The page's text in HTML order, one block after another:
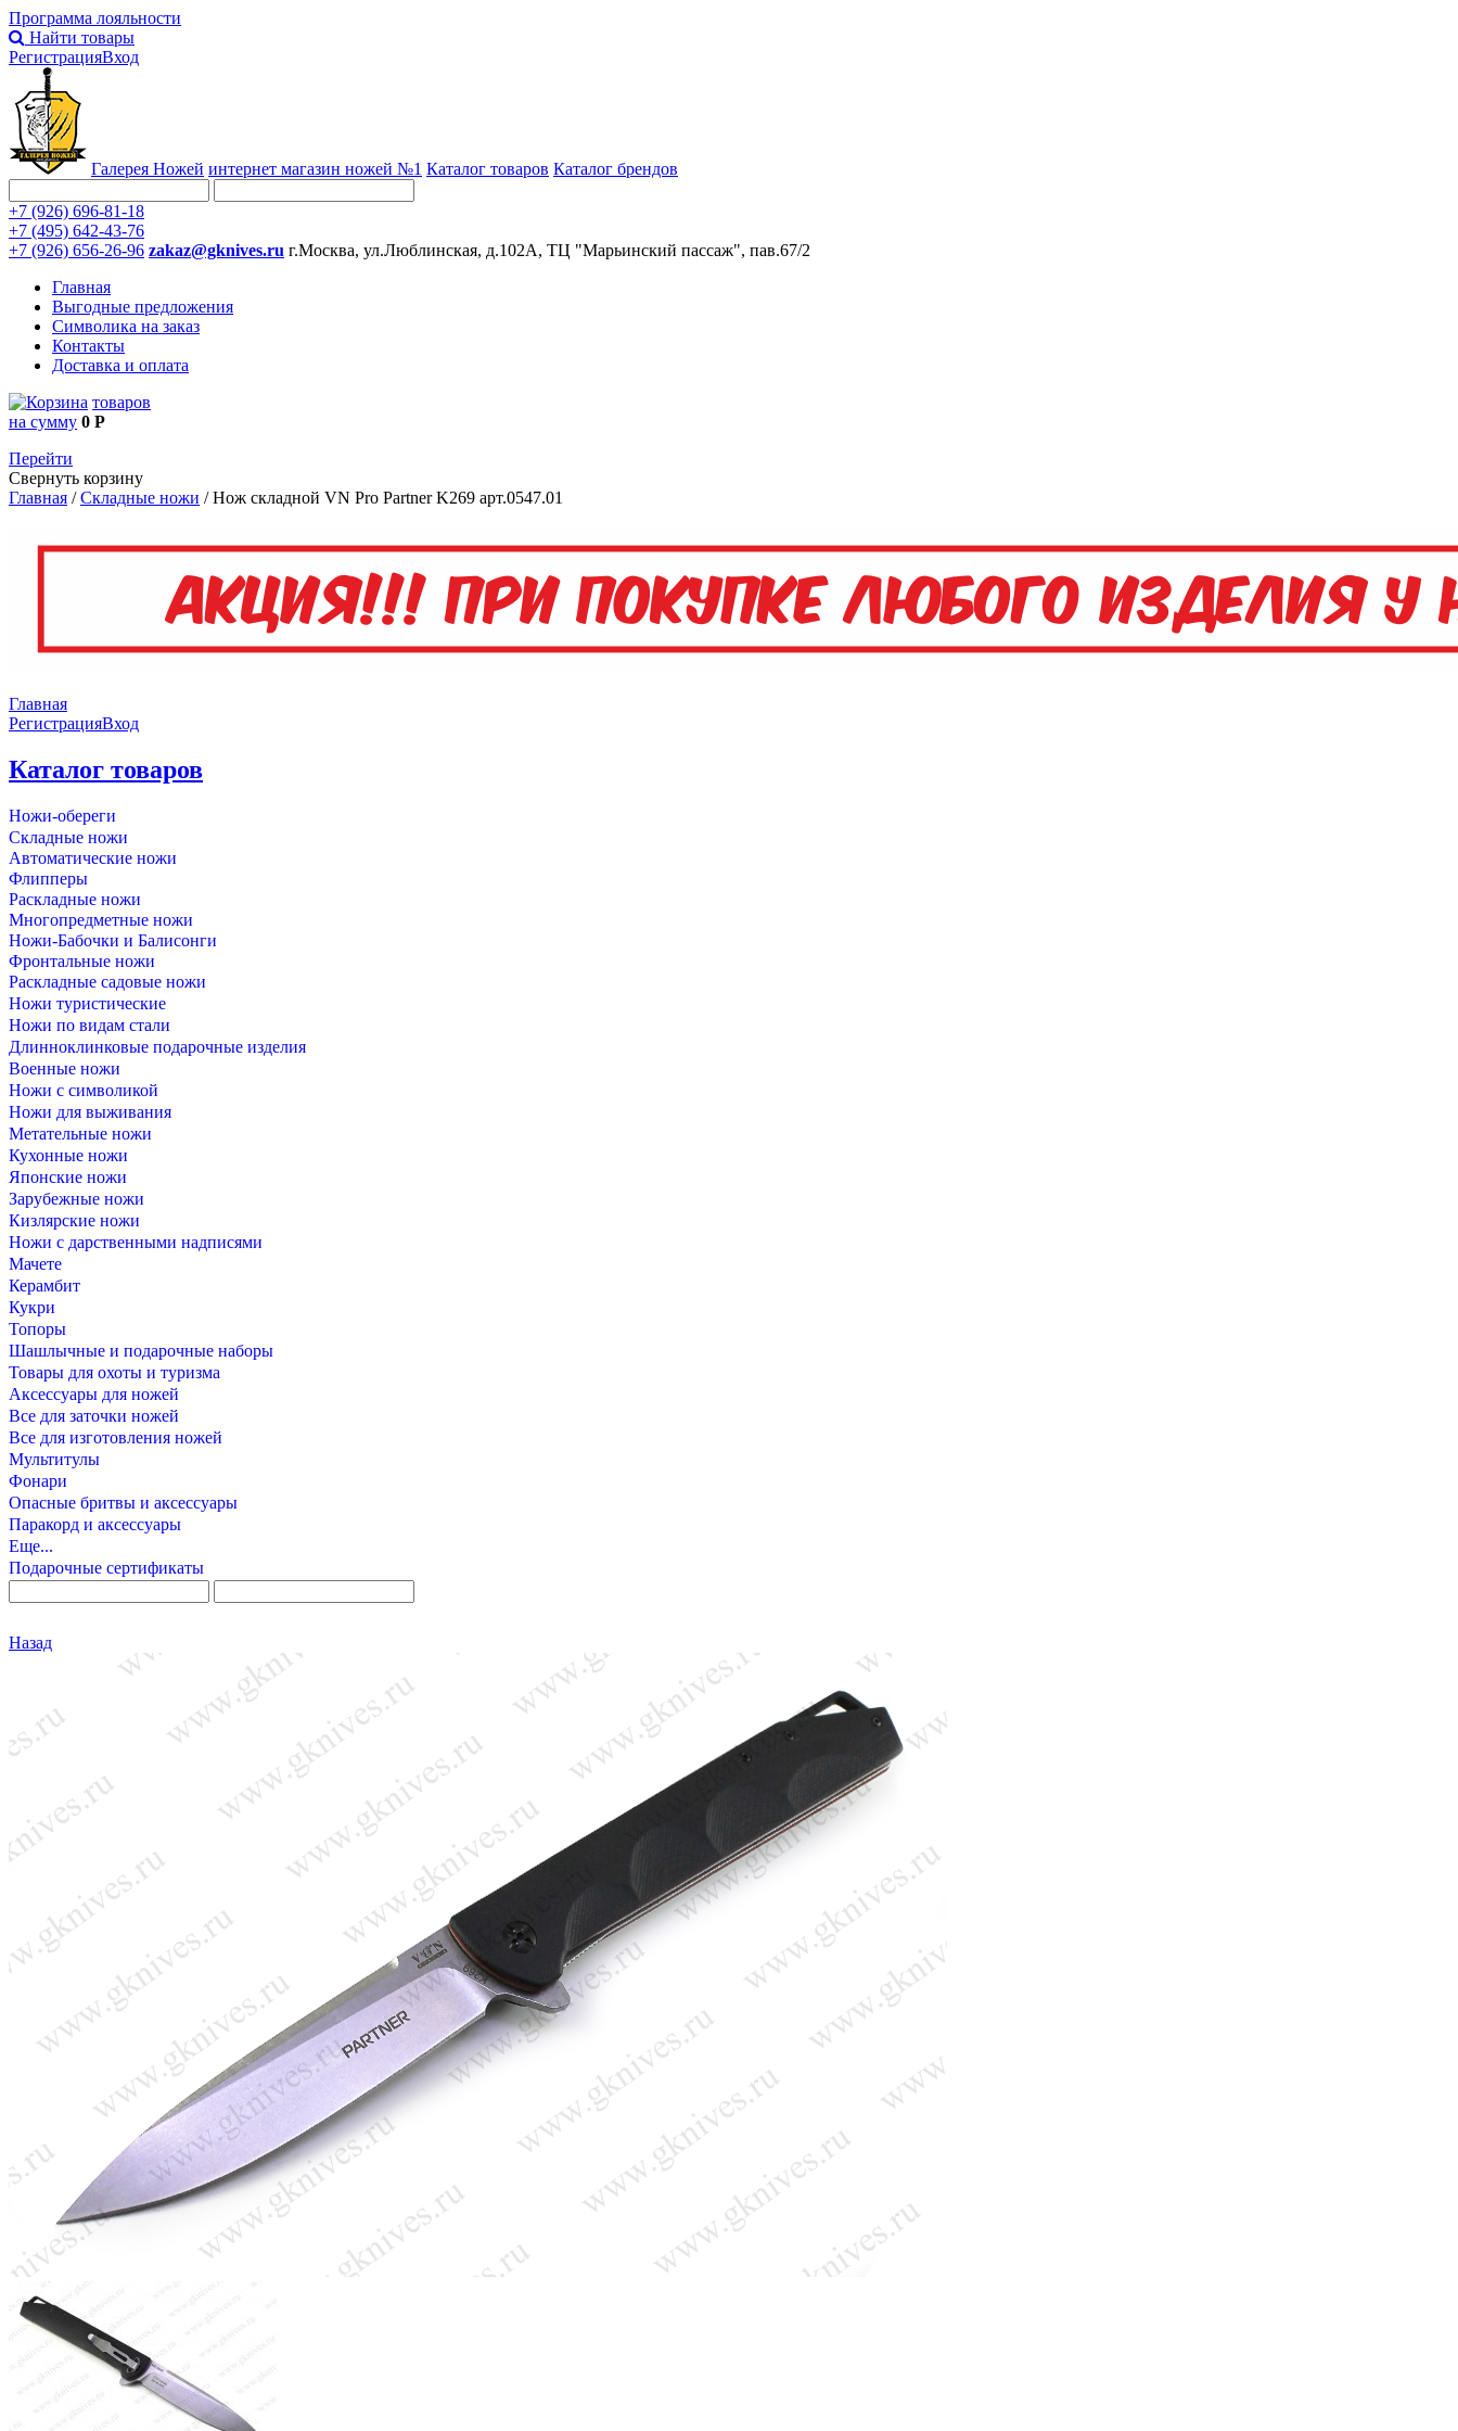
Программа лояльности
Найти товары
РегистрацияВход
Галерея Ножей интернет магазин ножей №1 Каталог товаров Каталог брендов
+7 (926) 696-81-18
+7 (495) 642-43-76
+7 (926) 656-26-96 zakaz@gknives.ru г.Москва, ул.Люблинская, д.102А, ТЦ "Марьинский пассаж", пав.67/2
Главная
Выгодные предложения
Символика на заказ
Контакты
Доставка и оплата
товаров
на сумму 0 Р
Перейти
Свернуть корзину
Главная /Складные ножи /Нож складной VN Pro Partner K269 арт.0547.01
Главная
РегистрацияВход
Каталог товаров
Ножи-обереги
Складные ножи
Автоматические ножи
Флипперы
Раскладные ножи
Многопредметные ножи
Ножи-Бабочки и Балисонги
Фронтальные ножи
Раскладные садовые ножи
Ножи туристические
Ножи по видам стали
Длинноклинковые подарочные изделия
Военные ножи
Ножи с символикой
Ножи для выживания
Метательные ножи
Кухонные ножи
Японские ножи
Зарубежные ножи
Кизлярские ножи
Ножи с дарственными надписями
Мачете
Керамбит
Кукри
Топоры
Шашлычные и подарочные наборы
Товары для охоты и туризма
Аксессуары для ножей
Все для заточки ножей
Все для изготовления ножей
Мультитулы
Фонари
Опасные бритвы и аксессуары
Паракорд и аксессуары
Еще...
Подарочные сертификаты
Назад